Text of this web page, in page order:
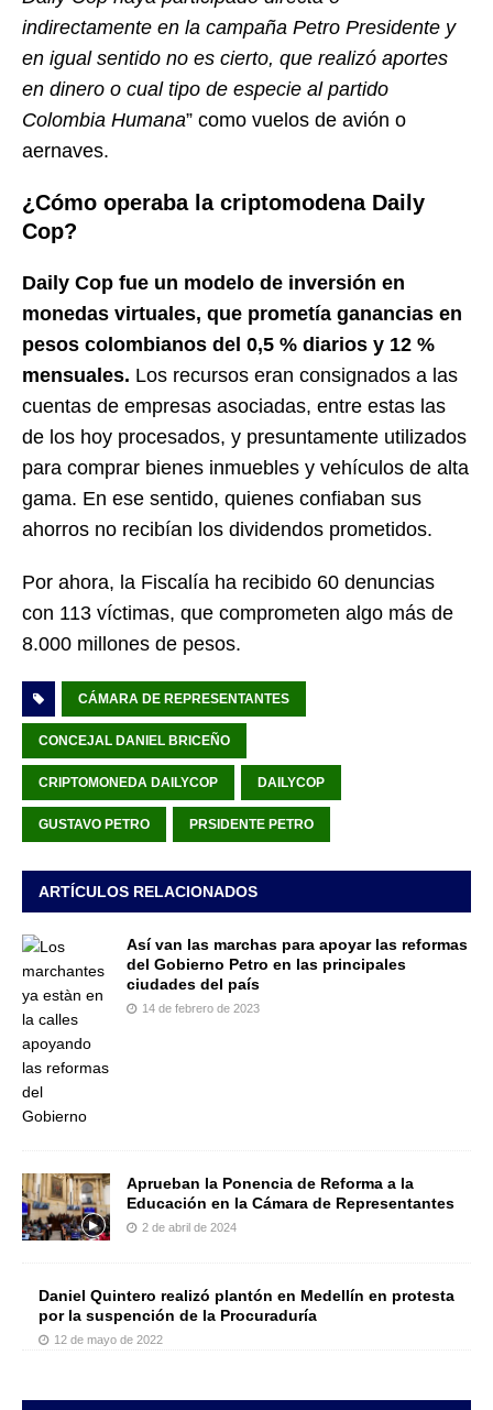
indirectamente en la campaña Petro Presidente y
en igual sentido no es cierto, que realizó aportes
en dinero o cual tipo de especie al partido
Colombia Humana” como vuelos de avión o
aernaves.
¿Cómo operaba la criptomodena Daily
Cop?
Daily Cop fue un modelo de inversión en
monedas virtuales, que prometía ganancias en
pesos colombianos del 0,5 % diarios y 12 %
mensuales. Los recursos eran consignados a las
cuentas de empresas asociadas, entre estas las
de los hoy procesados, y presuntamente utilizados
para comprar bienes inmuebles y vehículos de alta
gama. En ese sentido, quienes confiaban sus
ahorros no recibían los dividendos prometidos.
Por ahora, la Fiscalía ha recibido 60 denuncias
con 113 víctimas, que comprometen algo más de
8.000 millones de pesos.
CÁMARA DE REPRESENTANTES
CONCEJAL DANIEL BRICEÑO
CRIPTOMONEDA DAILYCOP DAILYCOP
GUSTAVO PETRO PRSIDENTE PETRO
ARTÍCULOS RELACIONADOS
Así van las marchas para apoyar las reformas
del Gobierno Petro en las principales
ciudades del país
14 de febrero de 2023
Aprueban la Ponencia de Reforma a la
Educación en la Cámara de Representantes
2 de abril de 2024
Daniel Quintero realizó plantón en Medellín en protesta
por la suspención de la Procuraduría
12 de mayo de 2022